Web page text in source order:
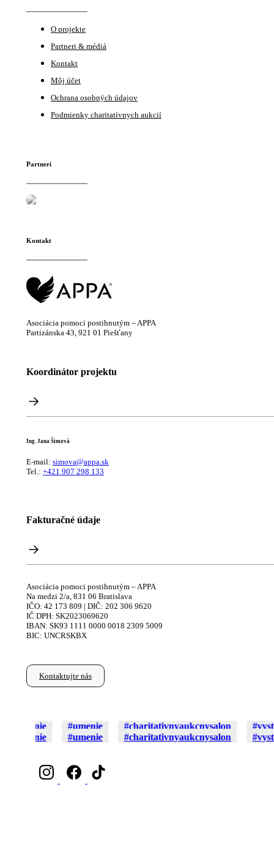
O projekte
Partneri & médiá
Kontakt
Môj účet
Ochrana osobných údajov
Podmienky charitatívnych aukcií
Partneri
Kontakt
Asociácia pomoci postihnutým – APPA
Partizánska 43, 921 01 Piešťany
Koordinátor projektu
Ing. Jana Šimová
E-mail: simova@appa.sk
Tel.: +421 907 298 133
Fakturačné údaje
Asociácia pomoci postihnutým – APPA
Na medzi 2/a, 831 06 Bratislava
IČO: 42 173 809 | DIČ: 202 306 9620
IČ DPH: SK2023069620
IBAN: SK93 1111 0000 0018 2309 5009
BIC: UNCRSKBX
Kontaktujte nás
#vystava
#aukcia
#vystava #aukcia